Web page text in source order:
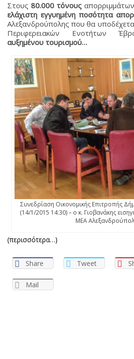
Στους 80.000 τόνους
ελάχιστη εγγυημένη ποσότητα
Αλεξανδρούπολης που θα
Περιφερειακών Ενοτήτων
αυξημένου τουρισμού…
Συνεδρίαση Οικονομικής Επιτροπής
(14/1/2015 14:30) – ο κ. Γιοβανάκης
ΜΕΑ
(περισσότερα…)
Share Tweet
Mail